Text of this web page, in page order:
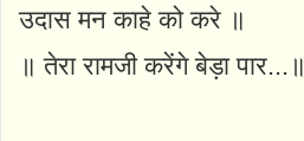
उदास मन काहे को करे ॥
॥ तेरा रामजी करेंगे बेड़ा पार...॥